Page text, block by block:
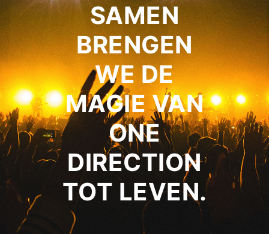
SAMEN
BRENGEN
WE DE
MAGIE VAN
ONE
DIRECTION
TOT LEVEN.